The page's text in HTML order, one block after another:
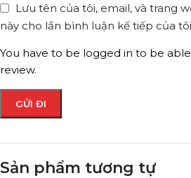
Lưu tên của tôi, email, và trang
này cho lần bình luận kế tiếp của
You have to be logged in to be
review.
Sản phẩm tương tự